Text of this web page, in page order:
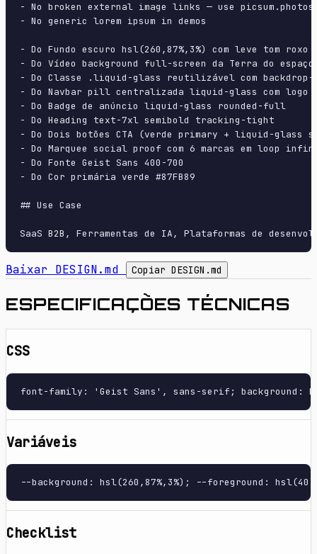
- No broken external image links — use
- No generic lorem ipsum in demos
- Do Fundo escuro hsl(260,87%,3%) com leve tom roxo
- Do Vídeo background full-screen da Terra do espaço
- Do Classe .liquid-glass reutilizável com
- Do Navbar pill centralizada liquid-glass com logo
- Do Badge de anúncio liquid-glass rounded-full
- Do Heading text-7xl semibold tracking-tight
- Do Dois botões CTA (verde primary + liquid-glass
- Do Marquee social proof com 6 marcas em loop
- Do Fonte Geist Sans 400-700
- Do Cor primária verde #87FB89
## Use Case
Baixar DESIGN.md Copiar DESIGN.md
ESPECIFICAÇÕES TÉCNICAS
CSS
font-family: 'Geist Sans', sans-serif; background:
Variáveis
--background: hsl(260,87%,3%); --foreground:
Checklist